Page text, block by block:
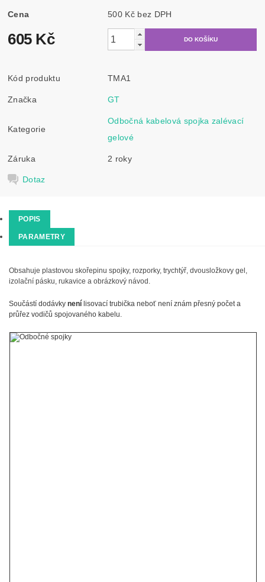
Cena 500 Kč bez DPH
605 Kč
Kód produktu TMA1
Značka GT
Kategorie
Odbočná kabelová spojka zalévací
gelové
Záruka 2 roky
Dotaz
POPIS
PARAMETRY
Obsahuje plastovou skořepinu spojky, rozporky, trychtýř, dvousložkovy gel,
izolační pásku, rukavice a obrázkový návod.
Součástí dodávky není lisovací trubička neboť není znám přesný počet a
průřez vodičů spojovaného kabelu.